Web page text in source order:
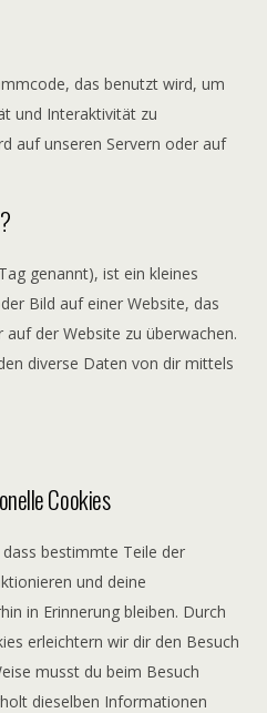
das benutzt wird, um
und Interaktivität zu
auf unseren Servern oder auf
genannt), ist ein kleines
Bild auf einer Website, das
der Website zu überwachen.
diverse Daten von dir mittels
Cookies
bestimmte Teile der
und deine
in Erinnerung bleiben. Durch
erleichtern wir dir den Besuch
musst du beim Besuch
dieselben Informationen